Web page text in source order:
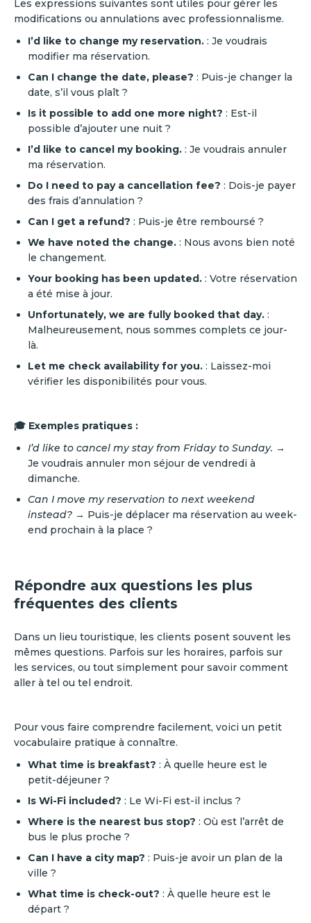
Les expressions suivantes sont utiles pour gérer les
modifications ou annulations avec professionnalisme.
I’d like to change my reservation. : Je voudrais
modifier ma réservation.
Can I change the date, please? : Puis-je changer la
date, s’il vous plaît ?
Is it possible to add one more night? : Est-il
possible d’ajouter une nuit ?
I’d like to cancel my booking. : Je voudrais annuler
ma réservation.
Do I need to pay a cancellation fee? : Dois-je payer
des frais d’annulation ?
Can I get a refund? : Puis-je être remboursé ?
We have noted the change. : Nous avons bien noté
le changement.
Your booking has been updated. : Votre réservation
a été mise à jour.
Unfortunately, we are fully booked that day. :
Malheureusement, nous sommes complets ce jour-
là.
Let me check availability for you. : Laissez-moi
vérifier les disponibilités pour vous.
🎓 Exemples pratiques :
I’d like to cancel my stay from Friday to Sunday. →
Je voudrais annuler mon séjour de vendredi à
dimanche.
Can I move my reservation to next weekend
instead? → Puis-je déplacer ma réservation au week-
end prochain à la place ?
Répondre aux questions les plus
fréquentes des clients
Dans un lieu touristique, les clients posent souvent les
mêmes questions. Parfois sur les horaires, parfois sur
les services, ou tout simplement pour savoir comment
aller à tel ou tel endroit.
Pour vous faire comprendre facilement, voici un petit
vocabulaire pratique à connaître.
What time is breakfast? : À quelle heure est le
petit-déjeuner ?
Is Wi-Fi included? : Le Wi-Fi est-il inclus ?
Where is the nearest bus stop? : Où est l’arrêt de
bus le plus proche ?
Can I have a city map? : Puis-je avoir un plan de la
ville ?
What time is check-out? : À quelle heure est le
départ ?